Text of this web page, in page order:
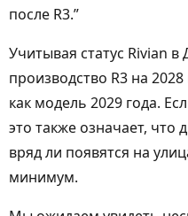
после R3.”
Учитывая статус Rivian
производство R3 на
как модель 2029 года.
это также означает, что
вряд ли появятся на
минимум.